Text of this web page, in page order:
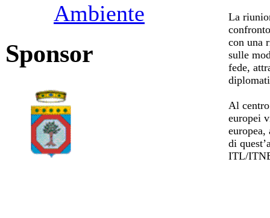
Ambiente
Sponsor
La
con una
sulle
fede,
Al
europei
europea,
di
ITL/